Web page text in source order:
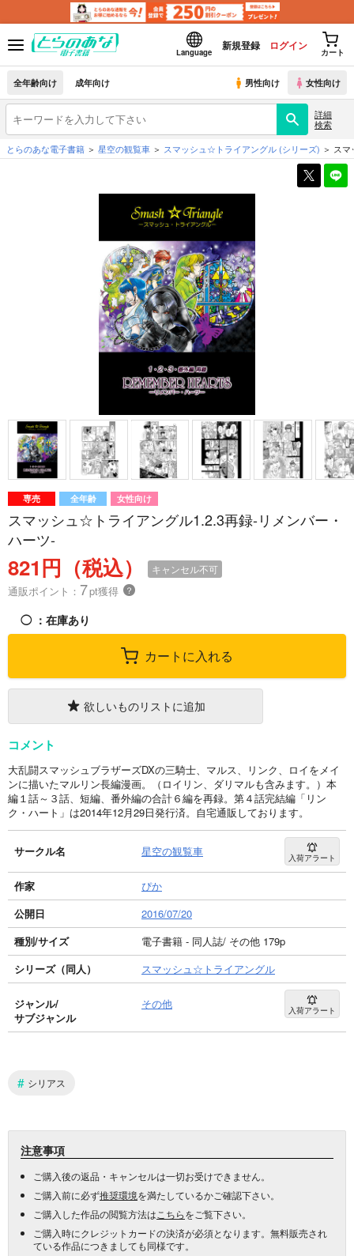
Language
新規登録 ログイン
カート
全年齢向け 成年向け 男性向け 女性向け
詳細
検索
とらのあな電子書籍
星空の観覧車 スマッシュ☆トライアングル (シリーズ) ス
専売 全年齢 女性向け
スマッシュ☆トライアングル1.2.3再録-リメンバー・
ハーツ-
821円（税込） キャンセル不可
通販ポイント： 7pt獲得 ？
◯ ：在庫あり
カートに入れる
欲しいものリストに追加
コメント
大乱闘スマッシュブラザーズDXの三騎士、マルス、リンク、ロイをメイ
ンに描いたマルリン長編漫画。（ロイリン、ダリマルも含みます。）本
編１話～３話、短編、番外編の合計６編を再録。第４話完結編「リン
ク・ハート」は2014年12月29日発行済。自宅通販しております。
サークル名 星空の観覧車 入荷アラート
作家
ぴか
公開日
2016/07/20
種別/サイズ
電子書籍 - 同人誌/ その他 179p
シリーズ（同人）
スマッシュ☆トライアングル
ジャンル/
サブジャンル
その他 入荷アラート
# シリアス
注意事項
ご購入後の返品・キャンセルは一切お受けできません。
ご購入前に必ず推奨環境を満たしているかご確認下さい。
ご購入した作品の閲覧方法は こちらをご覧下さい。
ご購入時にクレジットカードの決済が必須となります。無料販売され
ている作品につきましても同様です。